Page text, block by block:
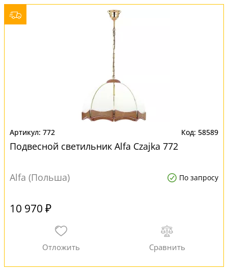
772 58589
Подвесной светильник Alfa Czajka 772
Alfa (Польша) По запросу
10 970 ₽